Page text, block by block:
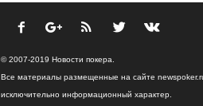
© 2007-2019 Новости покера.
Все материалы размещенные на сайте
исключительно информационный характер.